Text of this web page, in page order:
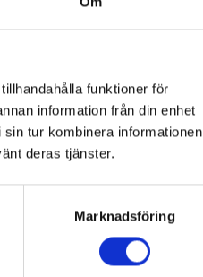
funktioner för
information från din enhet
tur kombinera informationen
deras tjänster.
Marknadsföring